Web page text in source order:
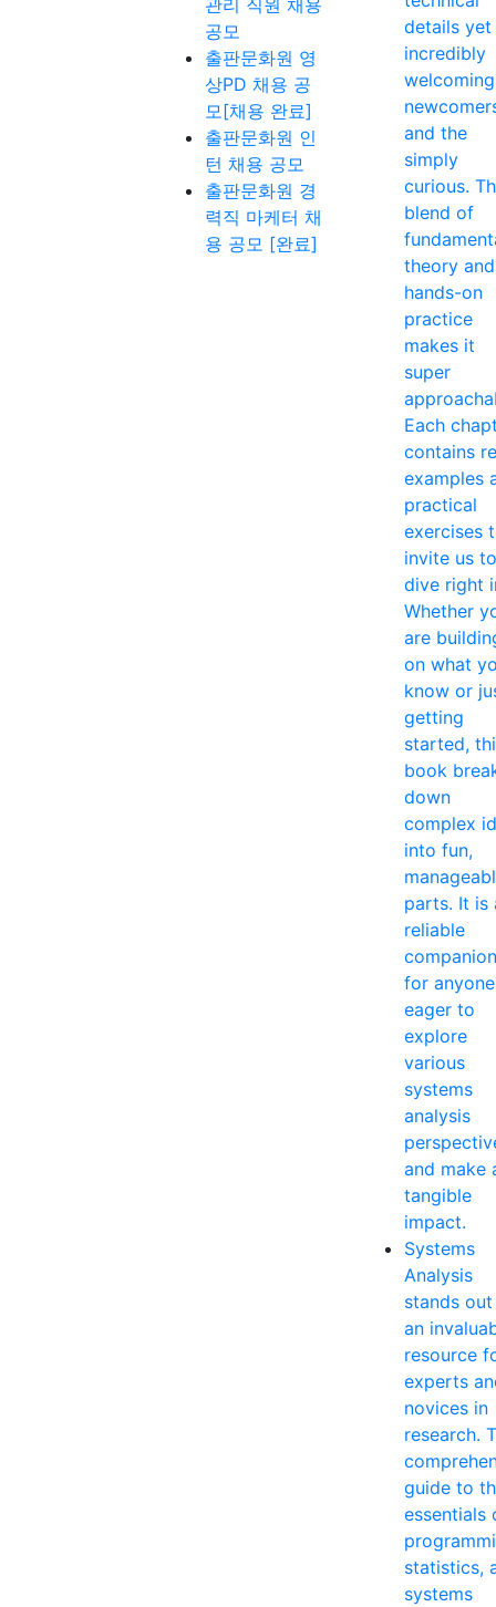
공모
출판문화원 영
상PD 채용 공
모[채용 완료]
출판문화원 인
턴 채용 공모
출판문화원 경
력직 마케터 채
용 공모 [완료]
details yet
incredibly
and the
simply
curious.
blend of
theory and
hands-on
practice
makes it
super
Each
contains
examples
practical
exercises
invite us to
dive right
Whether
are
on what
know or
getting
started,
book
down
complex
into fun,
parts. It is
reliable
companion
for anyone
eager to
explore
various
systems
analysis
and make
tangible
impact.
Systems
Analysis
stands out
an
resource
experts
novices in
research.
guide to
essentials
statistics,
systems